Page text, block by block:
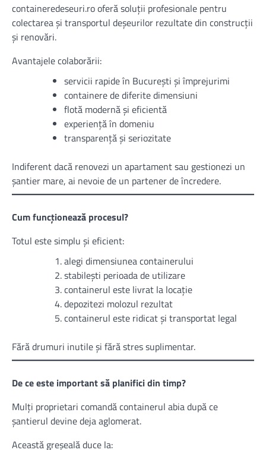
containeredeseuri.ro oferă soluții profesionale pentru
colectarea și transportul deșeurilor rezultate din construcții
și renovări.
Avantajele colaborării:
servicii rapide în București și împrejurimi
containere de diferite dimensiuni
flotă modernă și eficientă
experiență în domeniu
transparență și seriozitate
Indiferent dacă renovezi un apartament sau gestionezi un
șantier mare, ai nevoie de un partener de încredere.
Cum funcționează procesul?
Totul este simplu și eficient:
alegi dimensiunea containerului
stabilești perioada de utilizare
containerul este livrat la locație
depozitezi molozul rezultat
containerul este ridicat și transportat legal
Fără drumuri inutile și fără stres suplimentar.
De ce este important să planifici din timp?
Mulți proprietari comandă containerul abia după ce
șantierul devine deja aglomerat.
Această greșeală duce la: